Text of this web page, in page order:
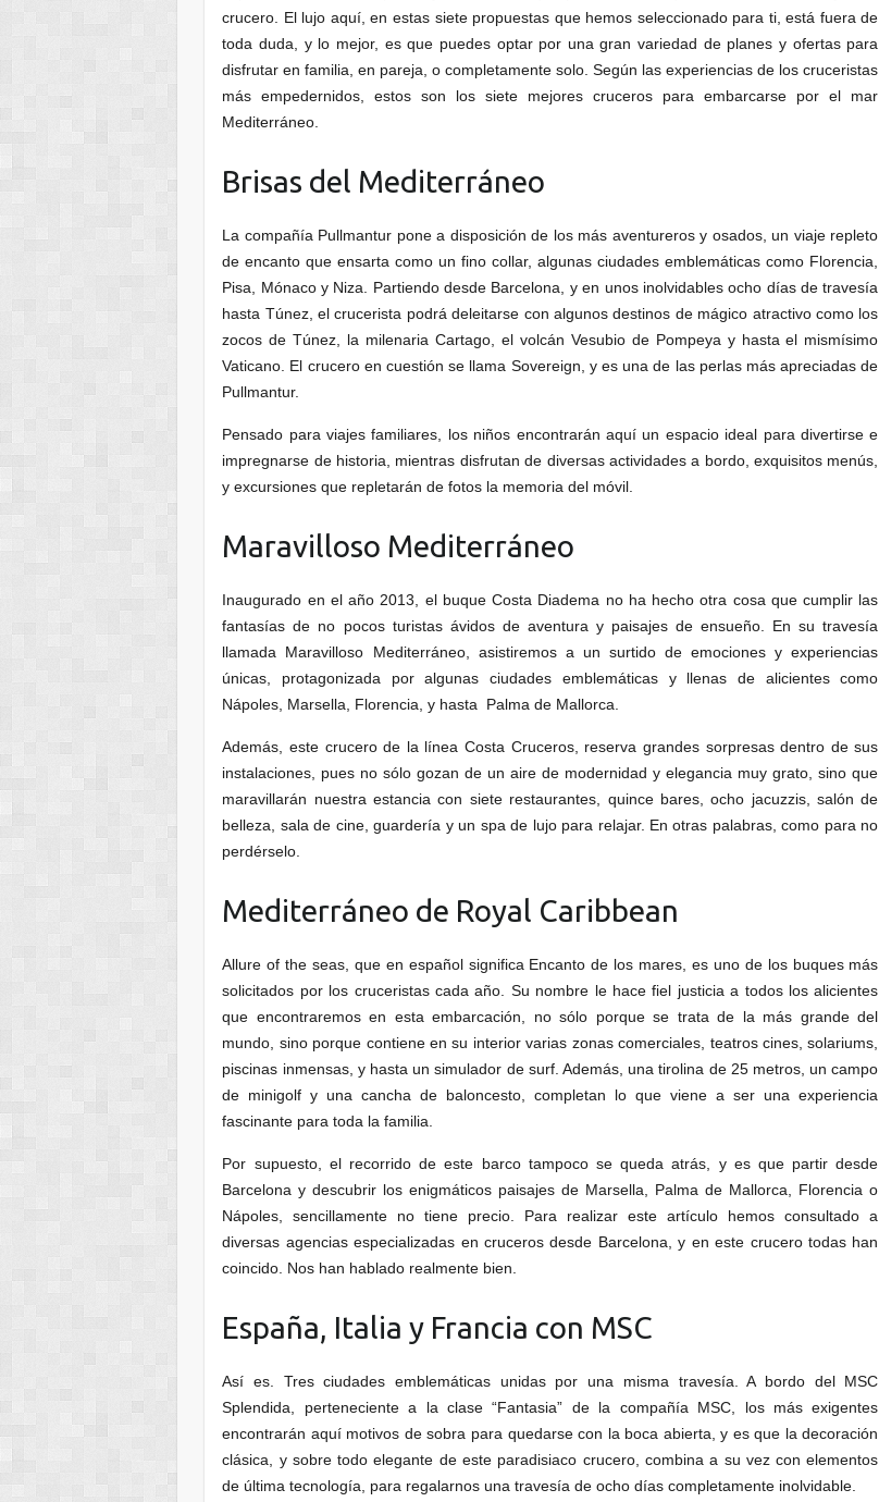
crucero. El lujo aquí, en estas siete propuestas que hemos seleccionado para ti, está fuera de
toda duda, y lo mejor, es que puedes optar por una gran variedad de planes y ofertas para
disfrutar en familia, en pareja, o completamente solo. Según las experiencias de los cruceristas
más empedernidos, estos son los siete mejores cruceros para embarcarse por el mar
Mediterráneo.
Brisas del Mediterráneo
La compañía Pullmantur pone a disposición de los más aventureros y osados, un viaje repleto
de encanto que ensarta como un fino collar, algunas ciudades emblemáticas como Florencia,
Pisa, Mónaco y Niza. Partiendo desde Barcelona, y en unos inolvidables ocho días de travesía
hasta Túnez, el crucerista podrá deleitarse con algunos destinos de mágico atractivo como los
zocos de Túnez, la milenaria Cartago, el volcán Vesubio de Pompeya y hasta el mismísimo
Vaticano. El crucero en cuestión se llama Sovereign, y es una de las perlas más apreciadas de
Pullmantur.
Pensado para viajes familiares, los niños encontrarán aquí un espacio ideal para divertirse e
impregnarse de historia, mientras disfrutan de diversas actividades a bordo, exquisitos menús,
y excursiones que repletarán de fotos la memoria del móvil.
Maravilloso Mediterráneo
Inaugurado en el año 2013, el buque Costa Diadema no ha hecho otra cosa que cumplir las
fantasías de no pocos turistas ávidos de aventura y paisajes de ensueño. En su travesía
llamada Maravilloso Mediterráneo, asistiremos a un surtido de emociones y experiencias
únicas, protagonizada por algunas ciudades emblemáticas y llenas de alicientes como
Nápoles, Marsella, Florencia, y hasta Palma de Mallorca.
Además, este crucero de la línea Costa Cruceros, reserva grandes sorpresas dentro de sus
instalaciones, pues no sólo gozan de un aire de modernidad y elegancia muy grato, sino que
maravillarán nuestra estancia con siete restaurantes, quince bares, ocho jacuzzis, salón de
belleza, sala de cine, guardería y un spa de lujo para relajar. En otras palabras, como para no
perdérselo.
Mediterráneo de Royal Caribbean
Allure of the seas, que en español significa Encanto de los mares, es uno de los buques más
solicitados por los cruceristas cada año. Su nombre le hace fiel justicia a todos los alicientes
que encontraremos en esta embarcación, no sólo porque se trata de la más grande del
mundo, sino porque contiene en su interior varias zonas comerciales, teatros cines, solariums,
piscinas inmensas, y hasta un simulador de surf. Además, una tirolina de 25 metros, un campo
de minigolf y una cancha de baloncesto, completan lo que viene a ser una experiencia
fascinante para toda la familia.
Por supuesto, el recorrido de este barco tampoco se queda atrás, y es que partir desde
Barcelona y descubrir los enigmáticos paisajes de Marsella, Palma de Mallorca, Florencia o
Nápoles, sencillamente no tiene precio. Para realizar este artículo hemos consultado a
diversas agencias especializadas en cruceros desde Barcelona, y en este crucero todas han
coincido. Nos han hablado realmente bien.
España, Italia y Francia con MSC
Así es. Tres ciudades emblemáticas unidas por una misma travesía. A bordo del MSC
Splendida, perteneciente a la clase “Fantasia” de la compañía MSC, los más exigentes
encontrarán aquí motivos de sobra para quedarse con la boca abierta, y es que la decoración
clásica, y sobre todo elegante de este paradisiaco crucero, combina a su vez con elementos
de última tecnología, para regalarnos una travesía de ocho días completamente inolvidable.